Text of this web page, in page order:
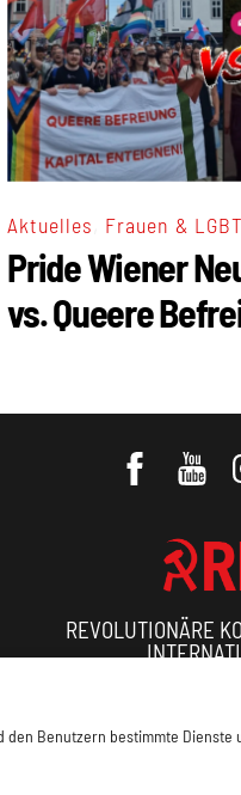
Benutzern bestimmte Dienste
Aktuelles Frauen & LGBT
Pride Wiener
vs. Queere
REVOLUTIONÄRE